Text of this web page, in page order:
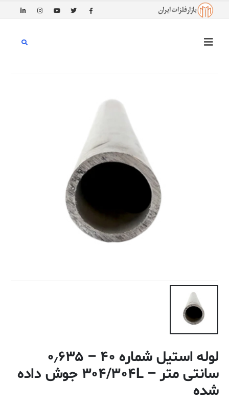
لوله استیل شماره ۴۰ – ۰٫۶۳۵
سانتی متر – ۳۰۴/۳۰۴L جوش داده
شده